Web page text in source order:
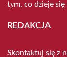
tym, co dzieje
REDAKCJA
Skontaktuj się z